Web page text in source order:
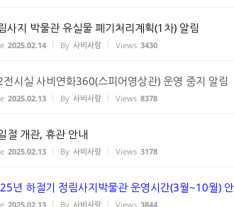
사지 박물관 유실물 폐기처리계획(1차) 알림
2025.02.14 By 사비사랑 Views 3430
전시실 사비연화360(스피어영상관) 운영 중지 알림
2025.02.13 By 사비사랑 Views 8378
절 개관, 휴관 안내
2025.02.13 By 사비사랑 Views 3178
년 하절기 정림사지박물관 운영시간(3월~10월)
2025.02.13 By 사비사랑 Views 3844